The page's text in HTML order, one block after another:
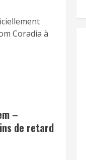
Coradia à
–
de retard